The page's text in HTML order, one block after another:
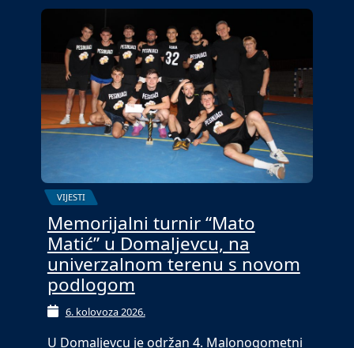
VIJESTI
Memorijalni turnir “Mato
Matić” u Domaljevcu, na
univerzalnom terenu s novom
podlogom
6. kolovoza 2026.
U Domaljevcu je održan 4. Malonogometni